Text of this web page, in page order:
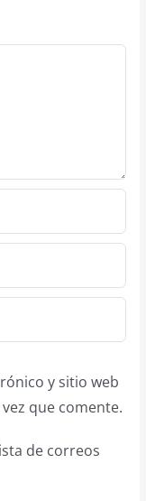
y sitio web
que comente.
de correos